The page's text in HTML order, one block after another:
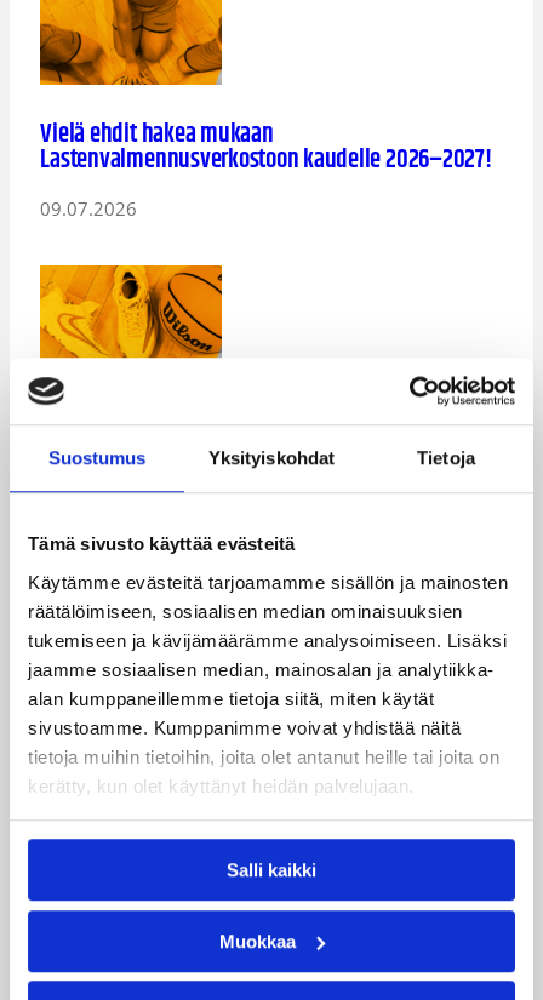
Suostumus Yksityiskohdat Tietoja
Tämä sivusto käyttää evästeitä
Käytämme evästeitä tarjoamamme sisällön ja mainosten
räätälöimiseen, sosiaalisen median ominaisuuksien
tukemiseen ja kävijämäärämme analysoimiseen. Lisäksi
jaamme sosiaalisen median, mainosalan ja analytiikka-
alan kumppaneillemme tietoja siitä, miten käytät
sivustoamme. Kumppanimme voivat yhdistää näitä
tietoja muihin tietoihin, joita olet antanut heille tai joita on
kerätty, kun olet käyttänyt heidän palvelujaan.
Salli kaikki
Muokkaa
Vielä ehdit hakea mukaan
Lastenvalmennusverkostoon kaudelle 2026–2027!
09.07.2026
Koriskauden 2026-27 lisenssit myynnissä
01.07.2026
Sarjailmoittautumiset koriskaudelle 2026–2027
avattu
01.06.2026
Keskisen alueen palkitut kaudella 2025-2026